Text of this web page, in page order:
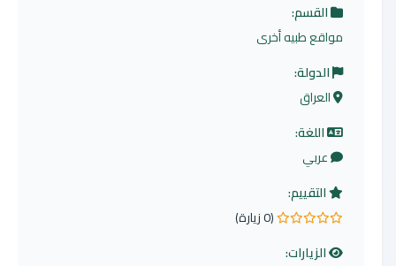
القسم:
مواقع طبيه أخرى
الدولة:
العراق
اللغة:
عربي
التقييم:
0.0 من 5 نجوم
(0 زيارة)
الزيارات: